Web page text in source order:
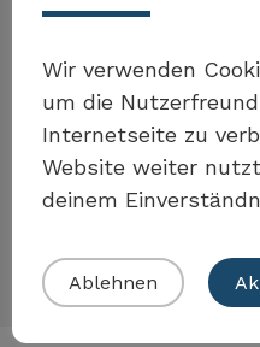
Für eine erfolgreiche
Menschen mit
Landessprache
gesellschaftlichen
Möchten Sie
sein?
Eigenes Beispiel
Wir verwenden
um die
Internetseite zu
Website weiter
deinem
Ablehnen